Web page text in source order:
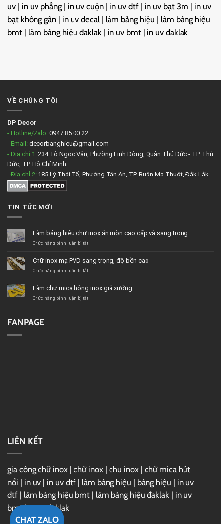
CHAT ZALO
uv | in uv phẳng | in uv cuộn | in uv dtf | in uv bạt 3m | in uv
bạt không gân | in uv decal | làm bảng hiệu | làm bảng hiệu
bmt | làm bảng hiệu đaklak | in uv bmt | in uv đaklak
VỀ CHÚNG TÔI
DP Decor
- Hotline/Zalo: 0947.85.00.22
- Email: decorbanghieu@gmail.com
- Địa chỉ 1: 234 Tô Ngọc Vân, Phường Linh Đông, Quận Thủ Đức - TP. Thủ
Đức, TP. Hồ Chí Minh
- Địa chỉ 2: 185 Lý Thái Tổ, Phường Tân An, TP. Buôn Ma Thuột, Đắk Lắk
TIN TỨC MỚI
Làm bảng hiệu chữ inox ăn mòn cao cấp và sang trọng
Chức năng bình luận bị tắtở
hiệu
chữ
mòn
cao
Chữ inox mạ PVD sang trọng, độ bền cao
Chức năng bình luận bị tắtở
mạ
PVD
Làm chữ mica hông inox giá xưởng
Chức năng bình luận bị tắtở
FANPAGE
LIÊN KẾT
gia công chữ inox | chữ inox | chu inox | chữ mica hút
nổi | in uv | in uv dtf | làm bảng hiệu | bảng hiệu | in uv
dtf | làm bảng hiệu bmt | làm bảng hiệu đaklak | in uv
bmt|in uv đaklak